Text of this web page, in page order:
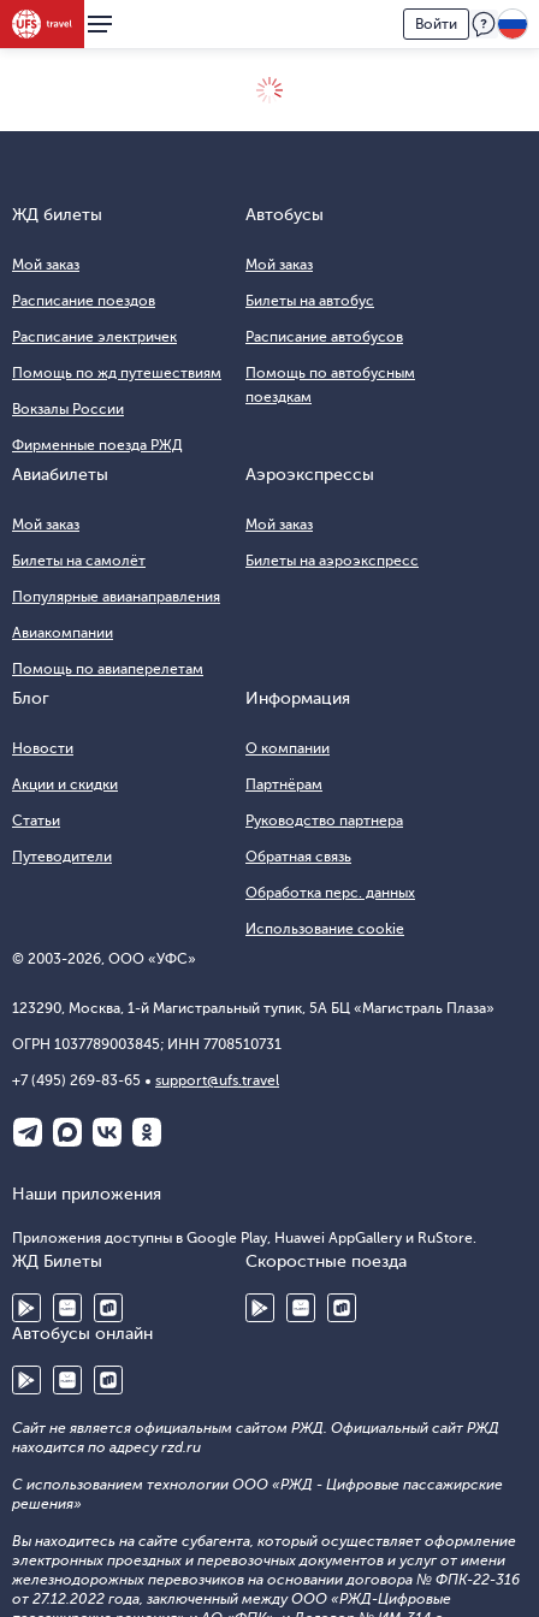
Войти
© 2003-2026, ООО «УФС»
123290, Москва, 1-й Магистральный тупик, 5А БЦ «Магистраль Плаза»
ОГРН 1037789003845; ИНН 7708510731
+7 (495) 269-83-65 support@ufs.travel
ЖД билеты
Мой заказ
Расписание поездов
Расписание электричек
Помощь по жд путешествиям
Вокзалы России
Фирменные поезда РЖД
Автобусы
Мой заказ
Билеты на автобус
Расписание автобусов
Помощь по автобусным
поездкам
Авиабилеты
Мой заказ
Билеты на самолёт
Популярные авианаправления
Авиакомпании
Помощь по авиаперелетам
Аэроэкспрессы
Мой заказ
Билеты на аэроэкспресс
Блог
Новости
Акции и скидки
Статьи
Путеводители
Информация
О компании
Партнёрам
Руководство партнера
Обратная связь
Обработка перс. данных
Использование cookie
Наши приложения
Приложения доступны в Google Play, Huawei AppGallery и RuStore.
ЖД Билеты Скоростные поезда
Автобусы онлайн
Сайт не является официальным сайтом РЖД. Официальный сайт РЖД
находится по адресу rzd.ru
С использованием технологии ООО «РЖД - Цифровые пассажирские
решения»
Вы находитесь на сайте субагента, который осуществляет оформление
электронных проездных и перевозочных документов и услуг от имени
железнодорожных перевозчиков на основании договора № ФПК-22-316
от 27.12.2022 года, заключенный между ООО «РЖД-Цифровые